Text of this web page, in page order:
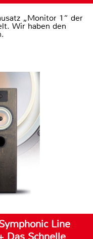
„Monitor 1“ der
Wir haben den
Line